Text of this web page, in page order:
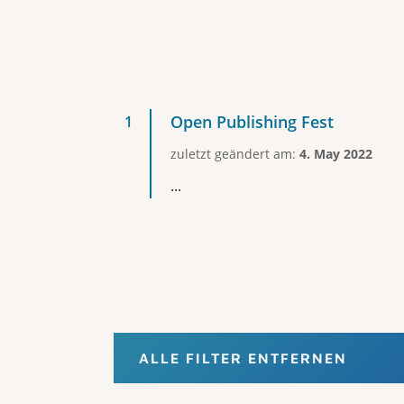
Open Publishing Fest
zuletzt geändert am: 4. May 2022
...
ALLE FILTER ENTFERNEN